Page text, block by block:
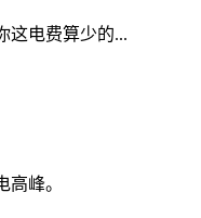
这电费算少的...
峰。